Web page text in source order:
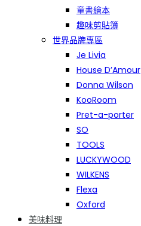
童書繪本
趣味剪貼簿
世界品牌專區
Je Livia
House D’Amour
Donna Wilson
KooRoom
Pret-a-porter
SO
TOOLS
LUCKYWOOD
WILKENS
Flexa
Oxford
美味料理